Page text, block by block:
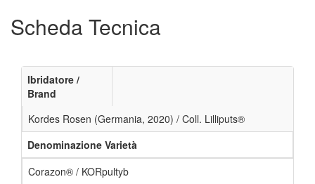
Scheda Tecnica
Ibridatore /
Brand
Kordes Rosen (Germania, 2020) / Coll. Lilliputs®
Denominazione Varietà
Corazon® / KORpultyb